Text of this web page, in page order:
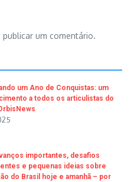
publicar um comentário.
um Ano de Conquistas: um
a todos os articulistas do
importantes, desafios
e pequenas ideias sobre
do Brasil hoje e amanhã – por